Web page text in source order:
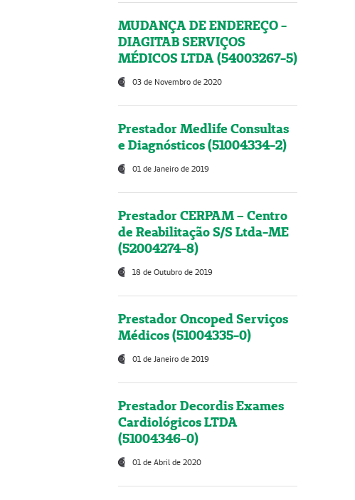
MUDANÇA DE ENDEREÇO -
DIAGITAB SERVIÇOS
MÉDICOS LTDA (54003267-5)
03 de Novembro de 2020
Prestador Medlife Consultas
e Diagnósticos (51004334-2)
01 de Janeiro de 2019
Prestador CERPAM – Centro
de Reabilitação S/S Ltda-ME
(52004274-8)
18 de Outubro de 2019
Prestador Oncoped Serviços
Médicos (51004335-0)
01 de Janeiro de 2019
Prestador Decordis Exames
Cardiológicos LTDA
(51004346-0)
01 de Abril de 2020